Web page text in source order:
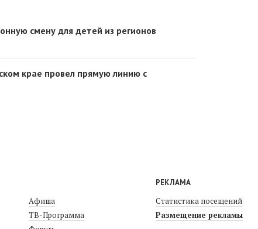
смену для детей из регионов
крае провел прямую линию с
Афиша
ТВ-Программа
РЕКЛАМА
Статистика посещений
Размещение рекламы